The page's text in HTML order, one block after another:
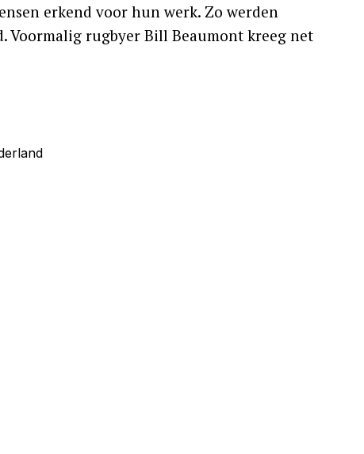
erkend voor hun werk. Zo werden
Voormalig rugbyer Bill Beaumont kreeg net